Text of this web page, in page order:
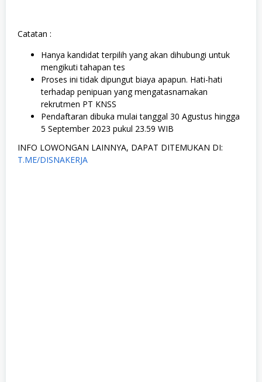
Catatan :
Hanya kandidat terpilih yang akan dihubungi untuk
mengikuti tahapan tes
Proses ini tidak dipungut biaya apapun. Hati-hati
terhadap penipuan yang mengatasnamakan
rekrutmen PT KNSS
Pendaftaran dibuka mulai tanggal 30 Agustus hingga
5 September 2023 pukul 23.59 WIB
INFO LOWONGAN LAINNYA, DAPAT DITEMUKAN DI:
T.ME/DISNAKERJA